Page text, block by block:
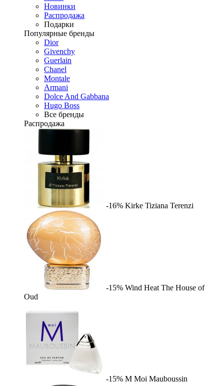
Новинки
Распродажа
Подарки
Популярные бренды
Dior
Givenchy
Guerlain
Chanel
Montale
Armani
Dolce And Gabbana
Hugo Boss
Все бренды
Распродажа
-16% Kirke Tiziana Terenzi
-15% Wind Heat The House of
Oud
-15% M Moi Mauboussin